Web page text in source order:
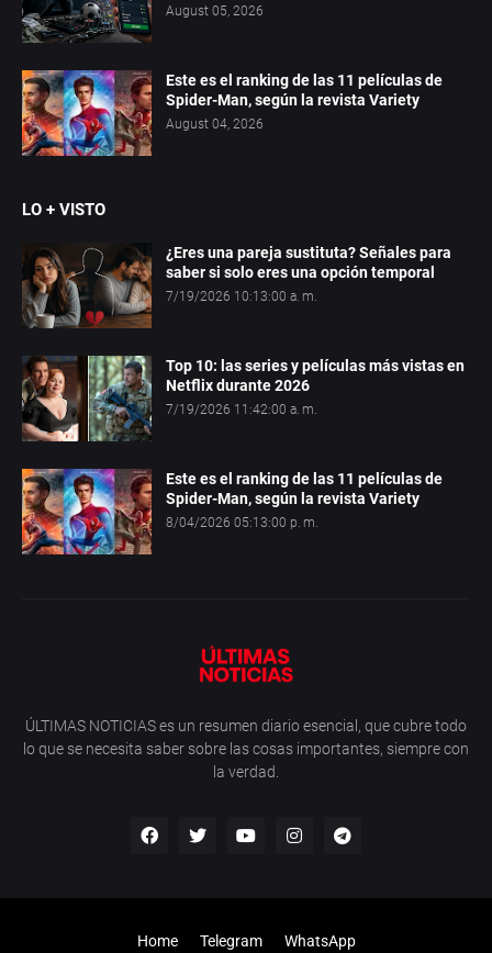
August 05, 2026
Este es el ranking de las 11 películas de
Spider-Man, según la revista Variety
August 04, 2026
LO + VISTO
¿Eres una pareja sustituta? Señales para
saber si solo eres una opción temporal
7/19/2026 10:13:00 a. m.
Top 10: las series y películas más vistas en
Netflix durante 2026
7/19/2026 11:42:00 a. m.
Este es el ranking de las 11 películas de
Spider-Man, según la revista Variety
8/04/2026 05:13:00 p. m.
ÚLTIMAS NOTICIAS es un resumen diario esencial, que cubre todo
lo que se necesita saber sobre las cosas importantes, siempre con
la verdad.
Home Telegram WhatsApp